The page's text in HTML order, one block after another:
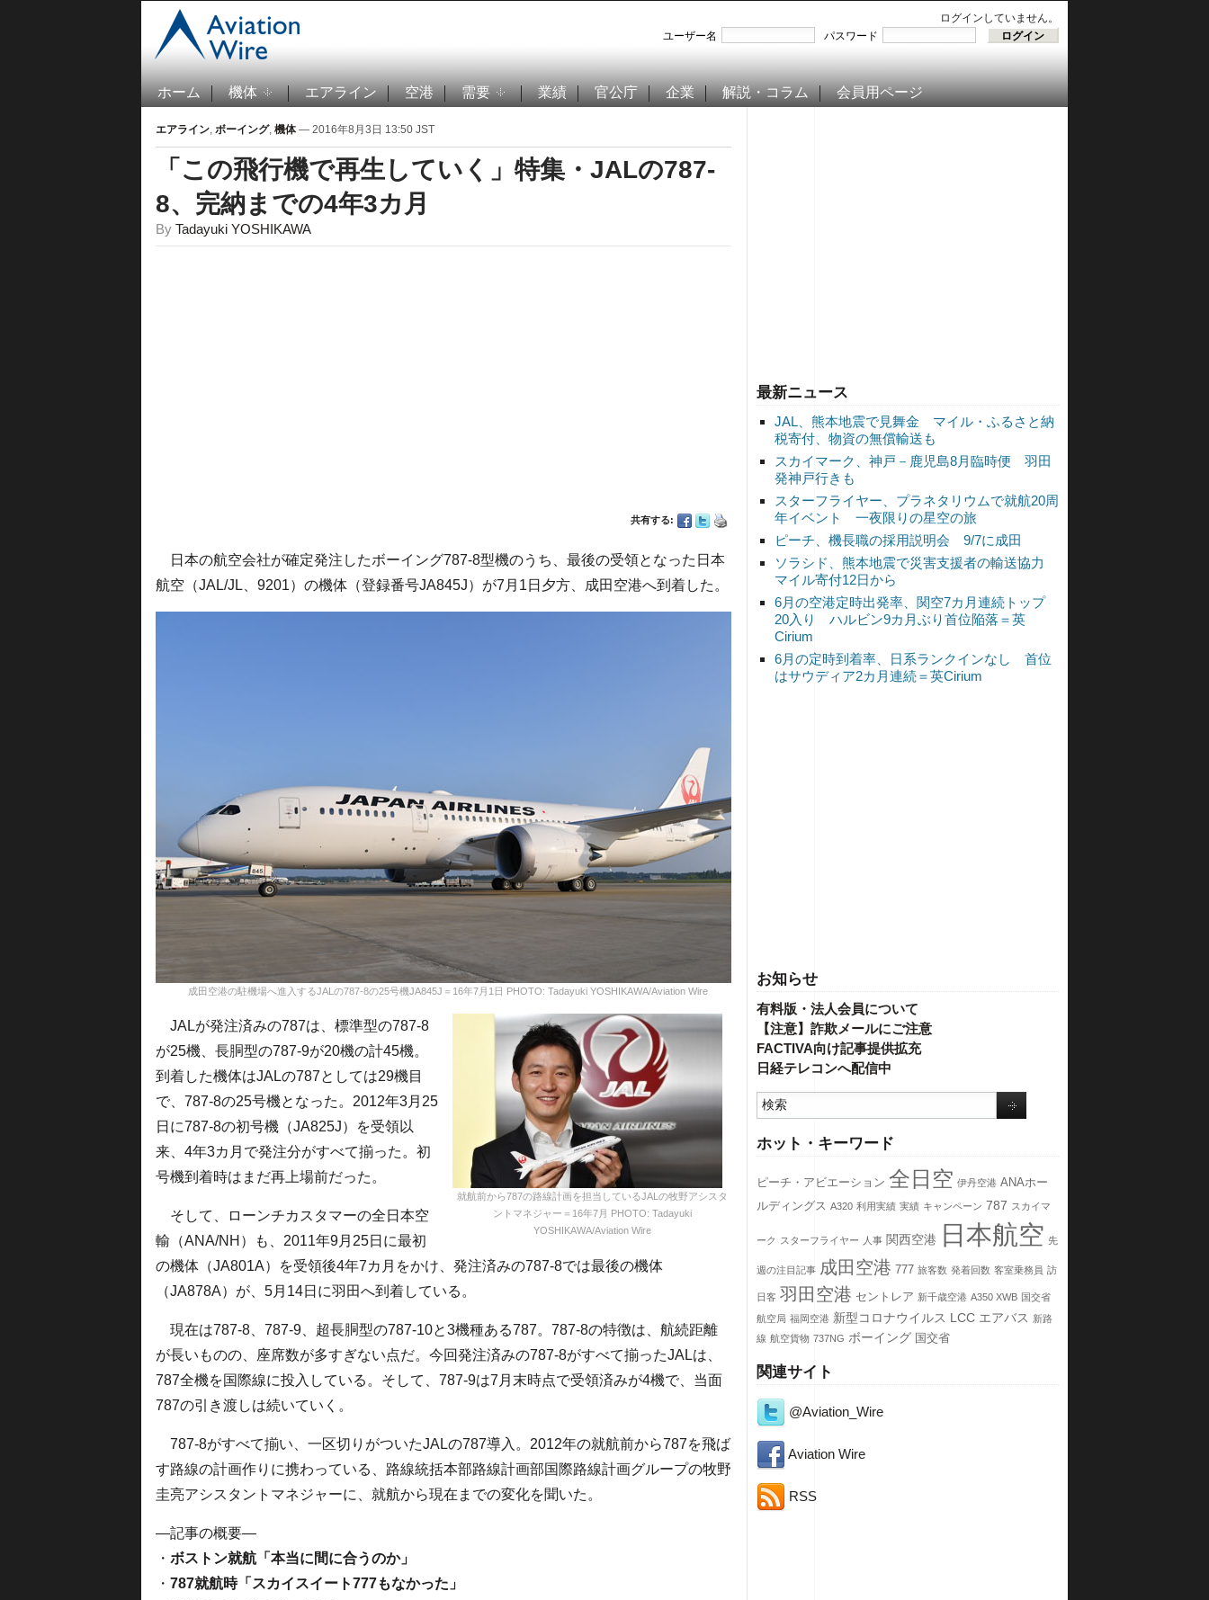
ログインしていません。
ユーザー名
パスワード
ホーム 機体 エアライン 空港 需要 業績 官公庁 企業 解説・コラム 会員用ページ
最新ニュース
JAL、熊本地震で見舞金 マイル・ふるさと納
税寄付、物資の無償輸送も
スカイマーク、神戸－鹿児島8月臨時便 羽田
発神戸行きも
スターフライヤー、プラネタリウムで就航20周
年イベント 一夜限りの星空の旅
ピーチ、機長職の採用説明会 9/7に成田
ソラシド、熊本地震で災害支援者の輸送協力
マイル寄付12日から
6月の空港定時出発率、関空7カ月連続トップ
20入り ハルビン9カ月ぶり首位陥落＝英
Cirium
6月の定時到着率、日系ランクインなし 首位
はサウディア2カ月連続＝英Cirium
お知らせ
有料版・法人会員について
【注意】詐欺メールにご注意
FACTIVA向け記事提供拡充
日経テレコンへ配信中
ホット・キーワード
ピーチ・アビエーション 全日空 伊丹空港 ANAホー
ルディングス A320 利用実績 実績 キャンペーン 787 スカイマ
ーク スターフライヤー 人事 関西空港 日本航空 先
週の注目記事 成田空港 777 旅客数 発着回数 客室乗務員 訪
日客 羽田空港 セントレア 新千歳空港 A350 XWB 国交省
航空局 福岡空港 新型コロナウイルス LCC エアバス 新路
線 航空貨物 737NG ボーイング 国交省
関連サイト
@Aviation_Wire
Aviation Wire
RSS
エアライン, ボーイング, 機体— 2016年8月3日 13:50 JST
「この飛行機で再生していく」特集・JALの787-
8、完納までの4年3カ月
By Tadayuki YOSHIKAWA
共有する:
日本の航空会社が確定発注したボーイング787-8型機のうち、最後の受領となった日本
航空（JAL/JL、9201）の機体（登録番号JA845J）が7月1日夕方、成田空港へ到着した。
成田空港の駐機場へ進入するJALの787-8の25号機JA845J＝16年7月1日 PHOTO: Tadayuki YOSHIKAWA/Aviation Wire
就航前から787の路線計画を担当しているJALの牧野アシスタ
ントマネジャー＝16年7月 PHOTO: Tadayuki
YOSHIKAWA/Aviation Wire
JALが発注済みの787は、標準型の787-8
が25機、長胴型の787-9が20機の計45機。
到着した機体はJALの787としては29機目
で、787-8の25号機となった。2012年3月25
日に787-8の初号機（JA825J）を受領以
来、4年3カ月で発注分がすべて揃った。初
号機到着時はまだ再上場前だった。
そして、ローンチカスタマーの全日本空
輸（ANA/NH）も、2011年9月25日に最初
の機体（JA801A）を受領後4年7カ月をかけ、発注済みの787-8では最後の機体
（JA878A）が、5月14日に羽田へ到着している。
現在は787-8、787-9、超長胴型の787-10と3機種ある787。787-8の特徴は、航続距離
が長いものの、座席数が多すぎない点だ。今回発注済みの787-8がすべて揃ったJALは、
787全機を国際線に投入している。そして、787-9は7月末時点で受領済みが4機で、当面
787の引き渡しは続いていく。
787-8がすべて揃い、一区切りがついたJALの787導入。2012年の就航前から787を飛ば
す路線の計画作りに携わっている、路線統括本部路線計画部国際路線計画グループの牧野
圭亮アシスタントマネジャーに、就航から現在までの変化を聞いた。
—記事の概要—
・ ボストン就航「本当に間に合うのか」
・ 787就航時「スカイスイート777もなかった」